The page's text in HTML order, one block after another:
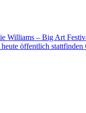
Williams – Big Art
öffentlich stattfinden